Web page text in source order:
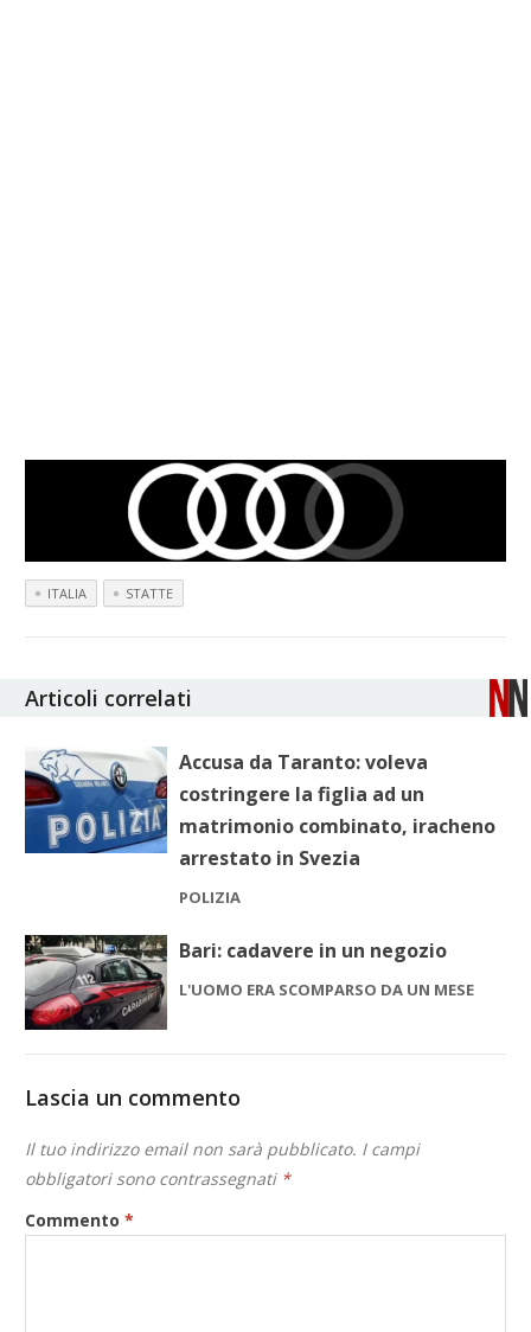
ITALIA STATTE
Articoli correlati
Accusa da Taranto: voleva
costringere la figlia ad un
matrimonio combinato, iracheno
arrestato in Svezia
POLIZIA
Bari: cadavere in un negozio
L'UOMO ERA SCOMPARSO DA UN MESE
Lascia un commento
Il tuo indirizzo email non sarà pubblicato. I campi
obbligatori sono contrassegnati *
Commento*